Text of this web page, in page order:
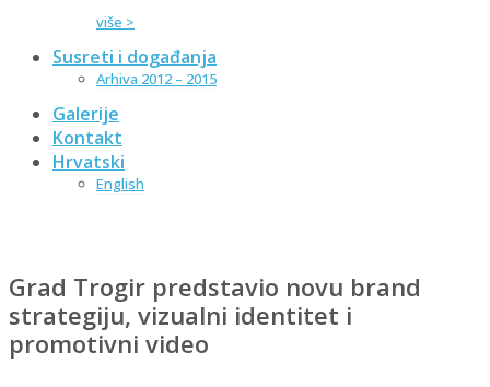
više >
Susreti i događanja
Arhiva 2012 – 2015
Galerije
Kontakt
Hrvatski
English
Grad Trogir predstavio novu brand
strategiju, vizualni identitet i
promotivni video